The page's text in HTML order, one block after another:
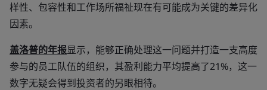
样性、包容性和工作场所福祉现在有可能成为关键的差异化
因素。
盖洛普的年报显示，能够正确处理这一问题并打造一支高度
参与的员工队伍的组织，其盈利能力平均提高了21%，这一
数字无疑会得到投资者的另眼相待。